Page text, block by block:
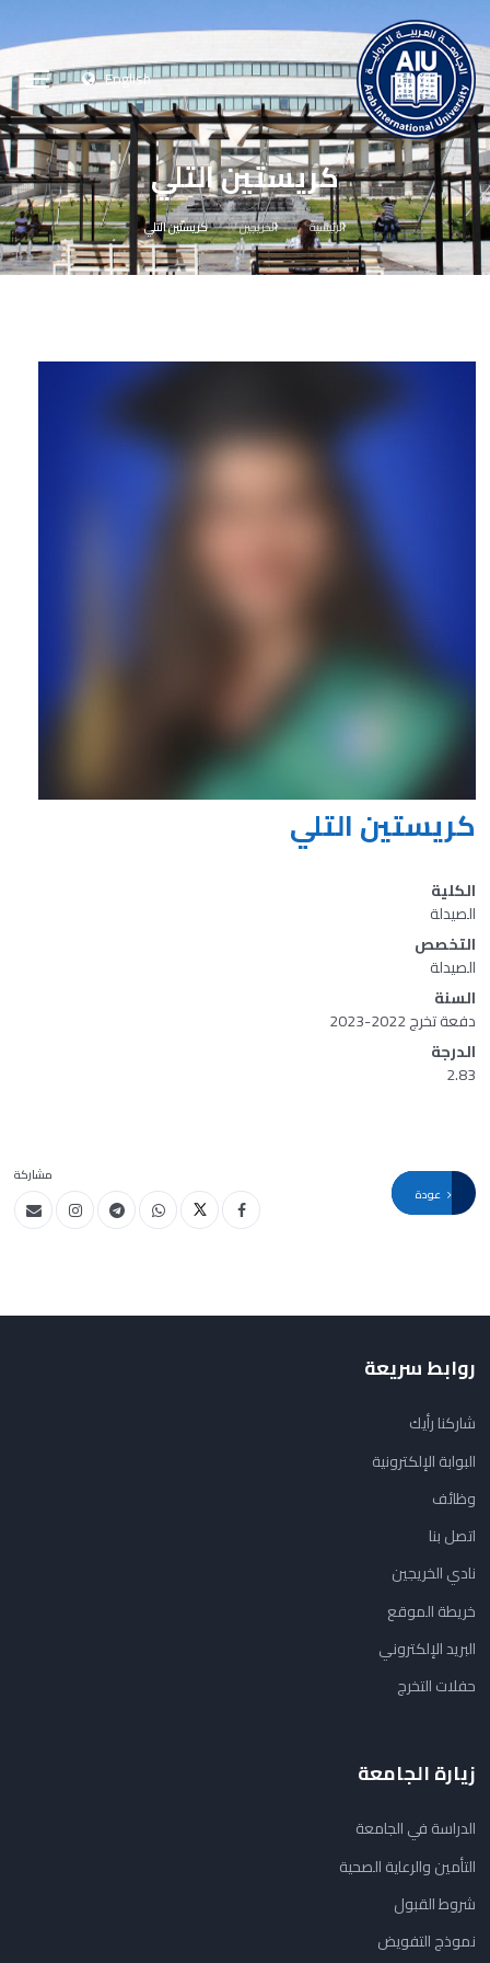
English
كريستين التلي
الرئيسية الخريجين كريستين التلي
كريستين التلي
الكلية
الصيدلة
التخصص
الصيدلة
السنة
دفعة تخرج 2022-2023
الدرجة
2.83
مشاركة
روابط سريعة
شاركنا رأيك
البوابة الإلكترونية
وظائف
اتصل بنا
نادي الخريجين
خريطة الموقع
البريد الإلكتروني
حفلات التخرج
زيارة الجامعة
الدراسة في الجامعة
التأمين والرعاية الصحية
شروط القبول
نموذج التفويض